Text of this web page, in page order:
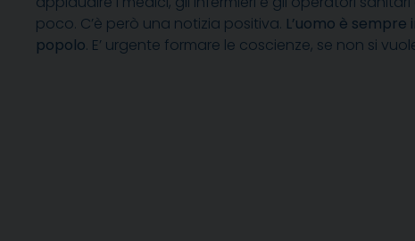
poco. C’è però una notizia positiva. L’uomo è
popolo. E’ urgente formare le coscienze, se non si